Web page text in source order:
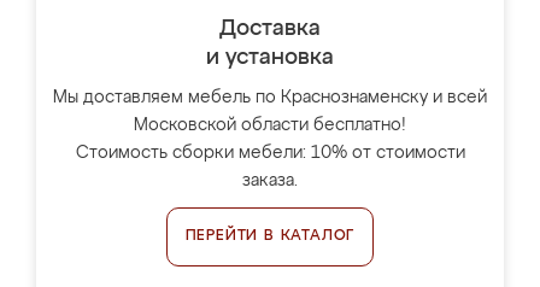
Доставка
и установка
Мы доставляем мебель по Краснознаменску и всей
Московской области бесплатно!
Стоимость сборки мебели: 10% от стоимости
заказа.
ПЕРЕЙТИ В КАТАЛОГ